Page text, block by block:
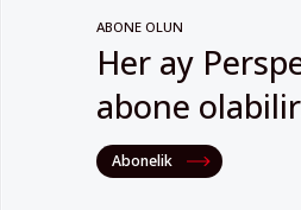
ABONE OLUN
Her ay
abone
Abonelik